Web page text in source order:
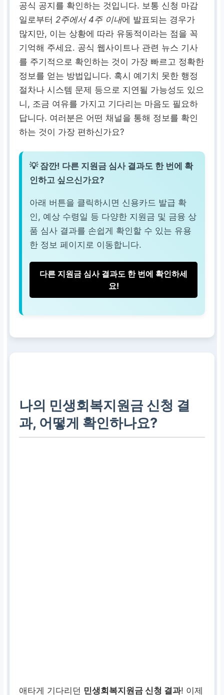
공식 공지를 확인하는 것입니다. 보통 신청 마감
일로부터2주에서 4주 이내에 발표되는 경우가
많지만, 이는 상황에 따라 유동적이라는 점을 꼭
기억해 주세요. 공식 웹사이트나 관련 뉴스 기사
를 주기적으로 확인하는 것이 가장 빠르고 정확한
정보를 얻는 방법입니다. 혹시 예기치 못한 행정
절차나 시스템 문제 등으로 지연될 가능성도 있으
니, 조금 여유를 가지고 기다리는 마음도 필요하
답니다. 여러분은 어떤 채널을 통해 정보를 확인
하는 것이 가장 편하신가요?
💡 잠깐! 다른 지원금 심사 결과도 한 번에 확
인하고 싶으신가요?
아래 버튼을 클릭하시면 신용카드 발급 확
인, 예상 수령일 등 다양한 지원금 및 금융 상
품 심사 결과를 손쉽게 확인할 수 있는 유용
한 정보 페이지로 이동합니다.
다른 지원금 심사 결과도 한 번에 확인하세
요!
나의 민생회복지원금 신청 결
과, 어떻게 확인하나요?
애타게 기다리던 민생회복지원금 신청 결과! 이제